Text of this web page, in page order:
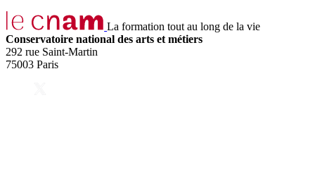
La formation tout au long de la vie
Conservatoire national des arts et métiers
292 rue Saint-Martin
75003 Paris